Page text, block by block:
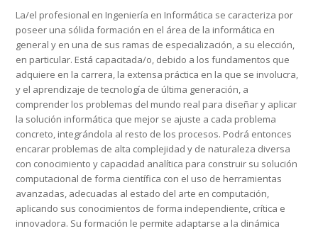
La/el profesional en Ingeniería en Informática se caracteriza por
poseer una sólida formación en el área de la informática en
general y en una de sus ramas de especialización, a su elección,
en particular. Está capacitada/o, debido a los fundamentos que
adquiere en la carrera, la extensa práctica en la que se involucra,
y el aprendizaje de tecnología de última generación, a
comprender los problemas del mundo real para diseñar y aplicar
la solución informática que mejor se ajuste a cada problema
concreto, integrándola al resto de los procesos. Podrá entonces
encarar problemas de alta complejidad y de naturaleza diversa
con conocimiento y capacidad analítica para construir su solución
computacional de forma científica con el uso de herramientas
avanzadas, adecuadas al estado del arte en computación,
aplicando sus conocimientos de forma independiente, crítica e
innovadora. Su formación le permite adaptarse a la dinámica